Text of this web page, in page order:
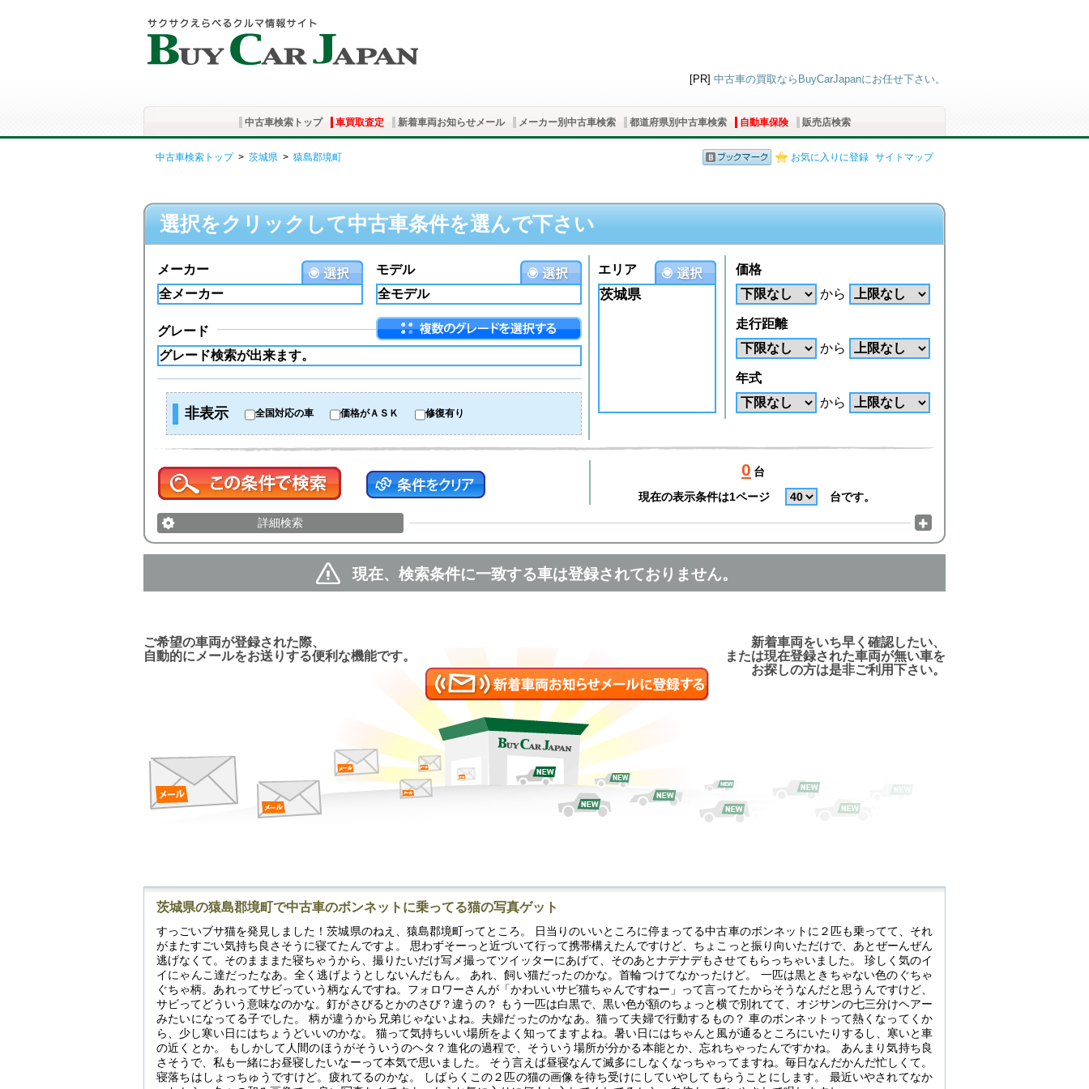
[PR] 中古車の買取ならBuyCarJapanにお任せ下さい。
中古車検索トップ 車買取査定 新着車両お知らせメール メーカー別中古車検索 都道府県別中古車検索 自動車保険 販売店検索
お気に入りに登録 サイトマップ
中古車検索トップ> 茨城県 > 猿島郡境町
選択をクリックして中古車条件を選んで下さい
モデル
メーカー
グレード
非表示 全国対応の車 価格がＡＳＫ 修復有り
エリア
茨城県
価格
から
走行距離
から
年式
から
0 台
現在の表示条件は1ページ
台です。
詳細検索
現在、検索条件に一致する車は登録されておりません。
新着車両をいち早く確認したい、
または現在登録された車両が無い車を
お探しの方は是非ご利用下さい。
ご希望の車両が登録された際、
自動的にメールをお送りする便利な機能です。
茨城県の猿島郡境町で中古車のボンネットに乗ってる猫の写真ゲット
すっごいブサ猫を発見しました！茨城県のねえ、猿島郡境町ってところ。 日当りのいいところに停まってる中古車のボンネットに２匹も乗ってて、それ
がまたすごい気持ち良さそうに寝てたんですよ。 思わずそーっと近づいて行って携帯構えたんですけど、ちょこっと振り向いただけで、あとぜーんぜん
逃げなくて。そのまままた寝ちゃうから、撮りたいだけ写メ撮ってツイッターにあげて、そのあとナデナデもさせてもらっちゃいました。 珍しく気のイ
イにゃんこ達だったなあ。全く逃げようとしないんだもん。 あれ、飼い猫だったのかな。首輪つけてなかったけど。 一匹は黒ときちゃない色のぐちゃ
ぐちゃ柄。あれってサビっていう柄なんですね。フォロワーさんが「かわいいサビ猫ちゃんですねー」って言ってたからそうなんだと思うんですけど、
サビってどういう意味なのかな。釘がさびるとかのさび？違うの？ もう一匹は白黒で、黒い色が額のちょっと横で別れてて、オジサンの七三分けヘアー
みたいになってる子でした。 柄が違うから兄弟じゃないよね。夫婦だったのかなあ。猫って夫婦で行動するもの？ 車のボンネットって熱くなってくか
ら、少し寒い日にはちょうどいいのかな。 猫って気持ちいい場所をよく知ってますよね。暑い日にはちゃんと風が通るところにいたりするし、寒いと車
の近くとか。 もしかして人間のほうがそういうのヘタ？進化の過程で、そういう場所が分かる本能とか、忘れちゃったんですかね。 あんまり気持ち良
さそうで、私も一緒にお昼寝したいなーって本気で思いました。 そう言えば昼寝なんて滅多にしなくなっちゃってますね。毎日なんだかんだ忙しくて。
寝落ちはしょっちゅうですけど。疲れてるのかな。 しばらくこの２匹の猫の画像を待ち受けにしていやしてもらうことにします。 最近いやされてなか